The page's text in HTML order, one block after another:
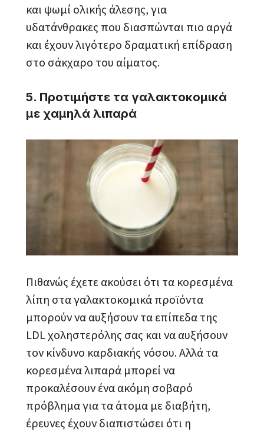
και ψωμί ολικής άλεσης, για
υδατάνθρακες που διασπώνται πιο αργά
και έχουν λιγότερο δραματική επίδραση
στο σάκχαρο του αίματος.
5. Προτιμήστε τα γαλακτοκομικά
με χαμηλά λιπαρά
Πιθανώς έχετε ακούσει ότι τα κορεσμένα
λίπη στα γαλακτοκομικά προϊόντα
μπορούν να αυξήσουν τα επίπεδα της
LDL χοληστερόλης σας και να αυξήσουν
τον κίνδυνο καρδιακής νόσου. Αλλά τα
κορεσμένα λιπαρά μπορεί να
προκαλέσουν ένα ακόμη σοβαρό
πρόβλημα για τα άτομα με διαβήτη,
έρευνες έχουν διαπιστώσει ότι η